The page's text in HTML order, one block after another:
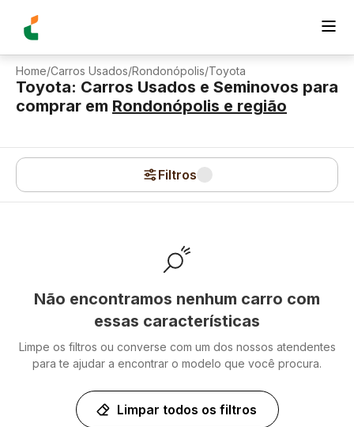
Home/Carros Usados/Rondonópolis/Toyota
Toyota: Carros Usados e Seminovos para
comprar em Rondonópolis e região
Filtros
Não encontramos nenhum carro com
essas características
Limpe os filtros ou converse com um dos nossos atendentes
para te ajudar a encontrar o modelo que você procura.
Limpar todos os filtros